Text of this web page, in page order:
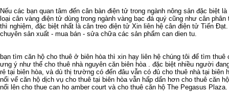
Nếu các bạn quan tâm đến cân bàn điện tử trong ngành nông sản đặc biệt là
loại cân vàng điện tử dùng trong ngành vàng bạc đá quý cũng như cân phân
thì nghiệm, đặc biệt nhất là cân treo điện tử Xin liên hệ cân điện tử Tiến
chuyên sản xuất - mua bán - sửa chữa các sản phẩm can dien tu
bạn tìm căn hộ cho thuê ở biên hòa thì xin hạy liên hệ chúng tôi để tìm thuê
ưng ý như thể cho thuê nhà nguyên căn biên hòa . đặc biệt nhiều người
rẻ tại biên hòa , và dù thị trường có đến đâu vẫn có đủ cho thuê nhà tại biên
nổi vể căn hộ dịch vụ cho thuê tại biên hòa vẫn hấp dẩn hơn cho thuê căn
nổi lên cho thue can ho amber court và cho thuê căn hộ The Pegasus Plaza